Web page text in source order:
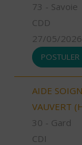
73 - Savoie
CDD
27/05/2026
POSTULER
AIDE
VAUVERT
30 - Gard
CDI